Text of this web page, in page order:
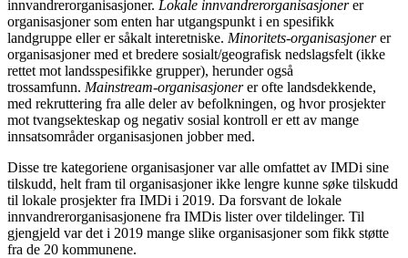
innvandrerorganisasjoner. Lokale innvandrerorganisasjonerer
organisasjoner som enten har utgangspunkt i en spesifikk
landgruppe eller er såkalt interetniske. Minoritets-organisasjonerer
organisasjoner med et bredere sosialt/geografisk nedslagsfelt (ikke
rettet mot landsspesifikke grupper), herunder også
trossamfunn. Mainstream-organisasjonerer ofte landsdekkende,
med rekruttering fra alle deler av befolkningen, og hvor prosjekter
mot tvangsekteskap og negativ sosial kontroll er ett av mange
innsatsområder organisasjonen jobber med.
Disse tre kategoriene organisasjoner var alle omfattet av IMDi sine
tilskudd, helt fram til organisasjoner ikke lengre kunne søke tilskudd
til lokale prosjekter fra IMDi i 2019. Da forsvant de lokale
innvandrerorganisasjonene fra IMDis lister over tildelinger. Til
gjengjeld var det i 2019 mange slike organisasjoner som fikk støtte
fra de 20 kommunene.